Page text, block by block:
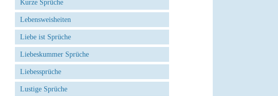
Kurze Sprüche
Lebensweisheiten
Liebe ist Sprüche
Liebeskummer Sprüche
Liebessprüche
Lustige Sprüche